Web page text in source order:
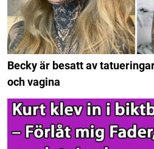
Becky är besatt av
och vagina